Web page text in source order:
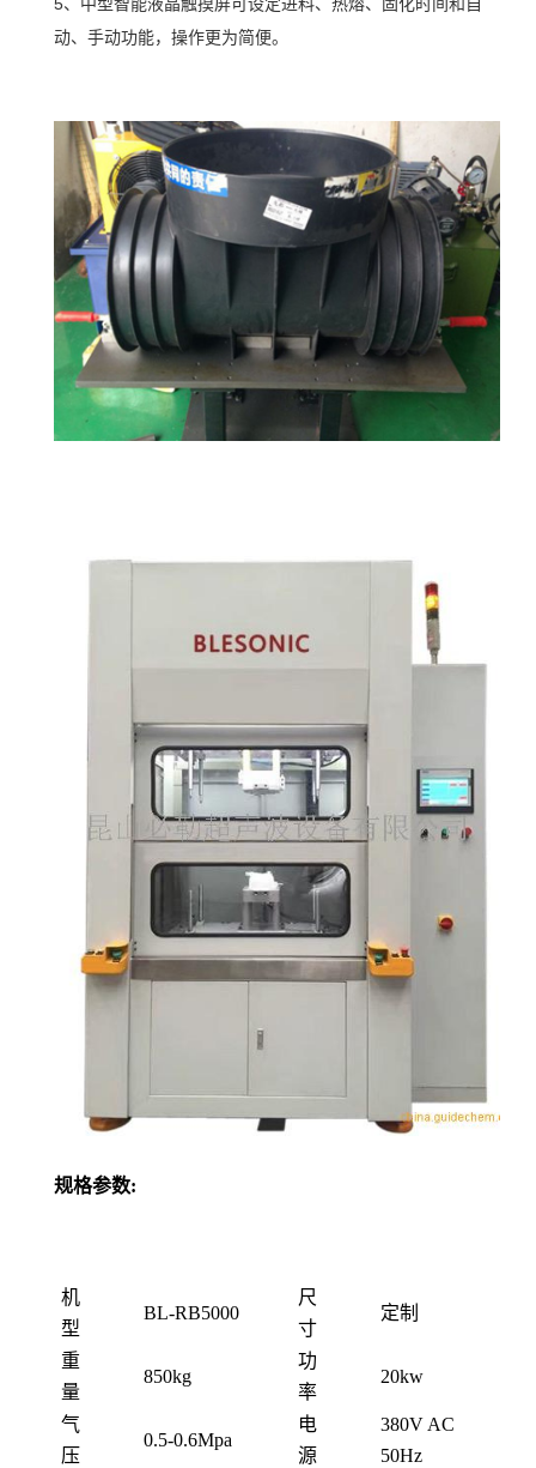
动、手动功能，操作更为简便。
规格参数:
机
型
BL-RB5000
尺
寸
定制
重
量
850kg
功
率
20kw
气
压
0.5-0.6Mpa
电
源
380V AC
50Hz